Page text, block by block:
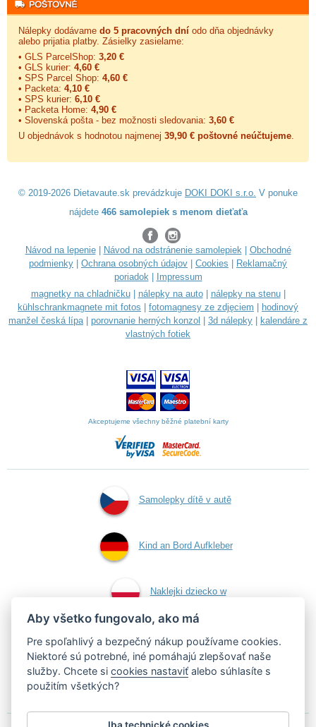
Nálepky dodávame do 5 pracovných dní odo dňa objednávky
alebo prijatia platby. Zásielky zasielame:
• GLS ParcelShop: 3,20 €
• GLS kurier: 4,60 €
• SPS Parcel Shop: 4,60 €
• Packeta: 4,10 €
• SPS kurier: 6,10 €
• Packeta Home: 4,90 €
• Slovenská pošta - bez možnosti sledovania: 3,60 €
U objednávok s hodnotou najmenej 39,90 € poštovné neúčtujeme.
© 2019-2026 Dietavaute.sk prevádzkuje DOKI DOKI s.r.o. V ponuke
nájdete 466 samolepiek s menom dieťaťa
Návod na lepenie| Návod na odstránenie samolepiek| Obchodné
podmienky
Ochrana osobných údajov Cookies
Reklamačný
poriadok|
Impressum
magnetky na chladničku| nálepky na auto| nálepky na stenu|
kühlschrankmagnete mit fotos
fotomagnesy ze zdjęciem
hodinový
manžel česká lípa| porovnanie herných konzol 3d nálepky
kalendáre z
vlastných fotiek
Akceptujeme všechny běžné platební karty
Samolepky dítě v autě
Kind an Bord Aufkleber
Naklejki dziecko w
aucie
Aby všetko fungovalo, ako má
Pre spoľahlivý a bezpečný nákup používame cookies.
Niektoré sú potrebné, iné pomáhajú zlepšovať naše
služby. Chcete sicookies nastaviť alebo súhlasíte s
použitím všetkých?
Iba technické cookies